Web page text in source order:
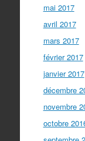
mai 2017
avril 2017
mars 2017
février 2017
janvier 2017
décembre
novembre
octobre